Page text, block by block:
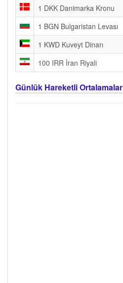
1 DKK Danimarka Kronu
1 BGN Bulgaristan Levası
1 KWD Kuveyt Dinarı
100 IRR İran Riyali
Günlük Hareketli Ortalamalar